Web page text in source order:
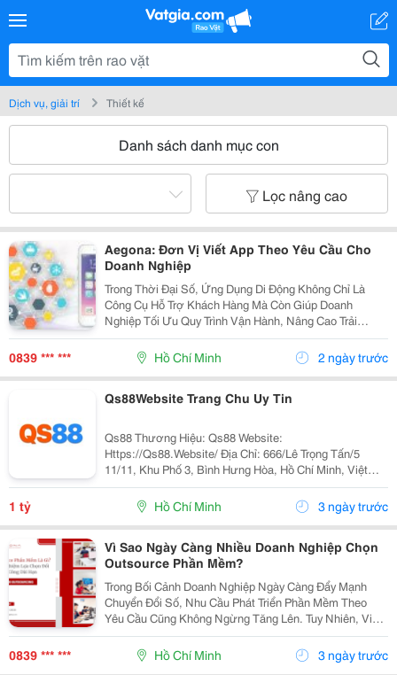
Dịch vụ, giải trí Thiết kế
Danh sách danh mục con
Lọc nâng cao
Aegona: Đơn Vị Viết App Theo Yêu Cầu Cho
Doanh Nghiệp
Trong Thời Đại Số, Ứng Dụng Di Động Không Chỉ Là
Công Cụ Hỗ Trợ Khách Hàng Mà Còn Giúp Doanh
Nghiệp Tối Ưu Quy Trình Vận Hành, Nâng Cao Trải
Nghiệm Người Dùng Và Tạo Lợi Thế Cạnh Tranh. Tuy
Nhiên, Mỗi Doanh Nghiệp Đều Có Nhu Cầu Và Quy Trình
Riêng,...
0839 *** *** Hồ Chí Minh 2 ngày trước
Qs88Website Trang Chu Uy Tin
Qs88 Thương Hiệu: Qs88 Website:
Https://Qs88.Website/ Địa Chỉ: 666/Lê Trọng Tấn/5
11/11, Khu Phố 3, Bình Hưng Hòa, Hồ Chí Minh, Việt
Nam Số Điện Thoại: 0327827625 Email:
Qs88.Website@Gmail.com
1 tỷ Hồ Chí Minh 3 ngày trước
Vì Sao Ngày Càng Nhiều Doanh Nghiệp Chọn
Outsource Phần Mềm?
Trong Bối Cảnh Doanh Nghiệp Ngày Càng Đẩy Mạnh
Chuyển Đổi Số, Nhu Cầu Phát Triển Phần Mềm Theo
Yêu Cầu Cũng Không Ngừng Tăng Lên. Tuy Nhiên, Việc
Xây Dựng Một Đội Ngũ It Nội Bộ Thường Đòi Hỏi Nhiều
Thời Gian, Chi Phí Tuyển Dụng Và Nguồn Lực Quản
0839 *** *** Hồ Chí Minh 3 ngày trước